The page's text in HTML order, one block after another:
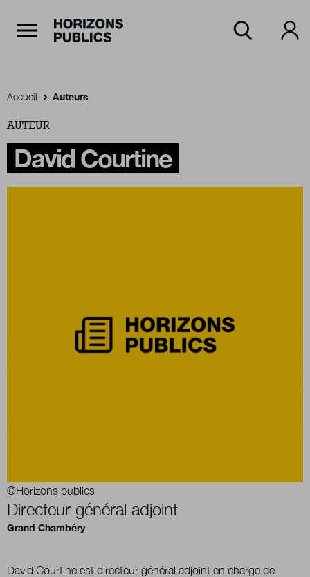
Accueil
Rubriques
Boutique
Newsletter
Renseignez votre email afin de suivre l'actualité
Accueil Auteurs
AUTEUR
David Courtine
©Horizons publics
Directeur général adjoint
Grand Chambéry
David Courtine est directeur général adjoint en charge de